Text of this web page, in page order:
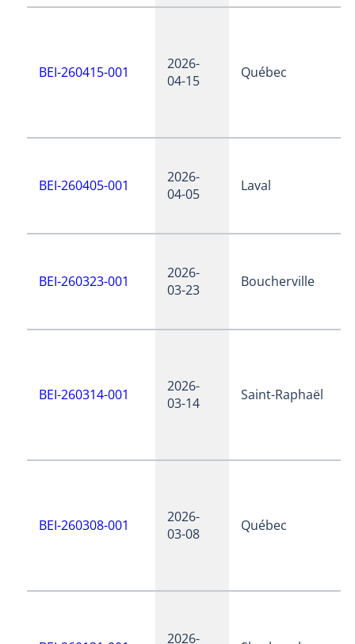
BEI-260415-001
2026-
04-15
Québec
BEI-260405-001
2026-
04-05
Laval
BEI-260323-001
2026-
03-23
Boucherville
BEI-260314-001
2026-
03-14
Saint-Raphaël
BEI-260308-001
2026-
03-08
Québec
2026-